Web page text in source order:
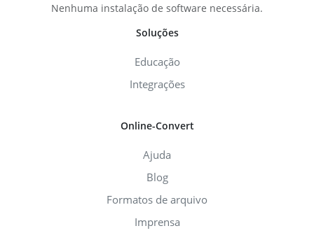
Nenhuma instalação de software necessária.
Soluções
Educação
Integrações
Online-Convert
Ajuda
Blog
Formatos de arquivo
Imprensa